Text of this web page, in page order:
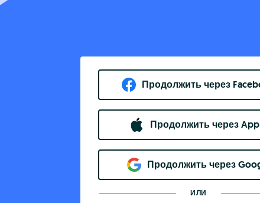
Продолжить через
Продолжить через
Продолжить через
ИЛИ